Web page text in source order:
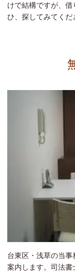
けで結構ですが、
ひ、探してみてくだ
台東区・浅草の当
案内します。司法